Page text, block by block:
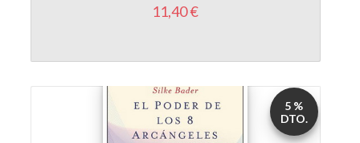
11,40 €
5 %
DTO.